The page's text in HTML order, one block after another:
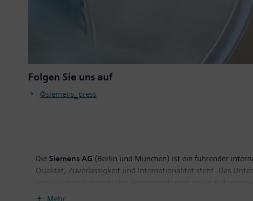
Folgen Sie uns auf
@siemens_press
Die Siemens AG (Berlin und München) ist ein führender
Qualität, Zuverlässigkeit und Internationalität steht. Das
Unternehmen Siemens Energy, in dem das global
Mehr